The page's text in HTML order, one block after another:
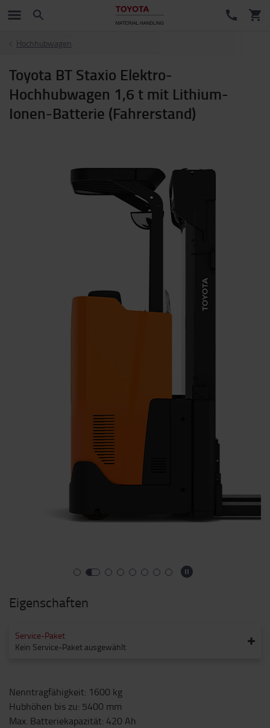
Hochhubwagen
Toyota BT Staxio Elektro-
Hochhubwagen 1,6 t mit Lithium-
Ionen-Batterie (Fahrerstand)
Eigenschaften
Service-Paket
Kein Service-Paket ausgewählt
Nenntragfähigkeit: 1600 kg
Hubhöhen bis zu: 5400 mm
Max. Batteriekapazität: 420 Ah